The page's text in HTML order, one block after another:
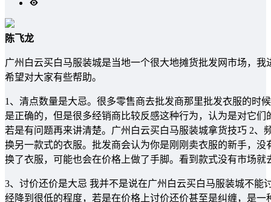
陈飞龙
广州白云买白马服装城是当地一个很大地摊货批发网市场，
希望对大家有些帮助。
1、清点数量是大忌。很多零售商去批发商那里批发衣服的时
是正确的，但是很多经销商比较反感这种行为，认为是对它
若是有问题再来讲清楚。广州白云买白马服装城拿货技巧 2
换另一款式的衣服。批发商会认为你是刚刚卖衣服的新手，
换了衣服，可能也会在价格上做了手脚。看到款式没有市场就
3、讨价还价是大忌 我并不是说在广州白云买白马服装城不
经降到很低的程度，若是在价格上讨价还价甚至是纠缠，是